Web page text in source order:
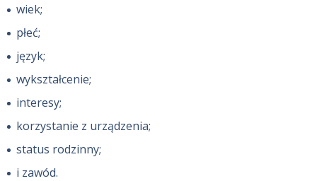
wiek;
płeć;
język;
wykształcenie;
interesy;
korzystanie z urządzenia;
status rodzinny;
i zawód.